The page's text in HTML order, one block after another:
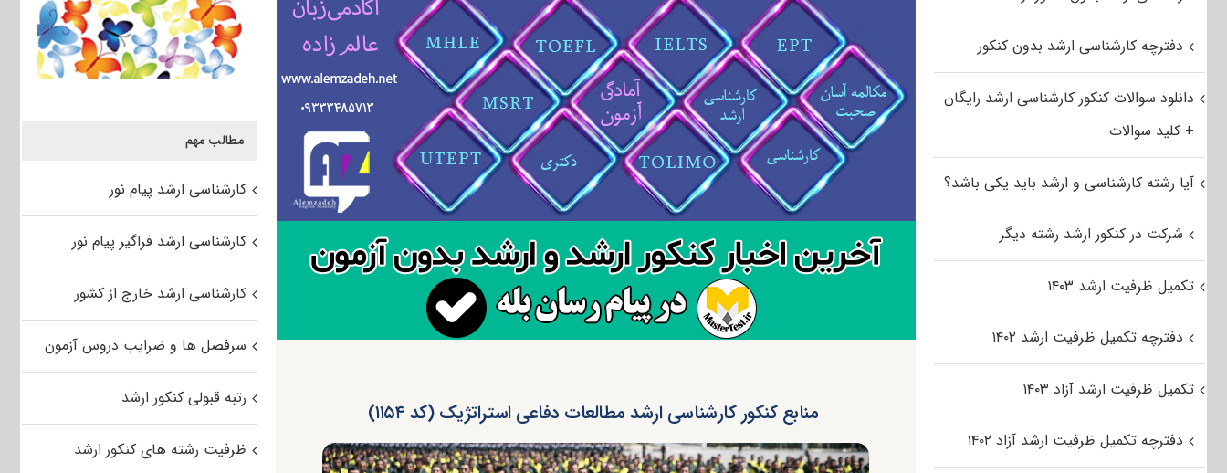
منابع کنکور کارشناسی ارشد مطالعات دفاعی استراتژیک (کد ۱۱۵۴)
مطالب مهم
کارشناسی ارشد پیام نور
کارشناسی ارشد فراگیر پیام نور
کارشناسی ارشد خارج از کشور
سرفصل ها و ضرایب دروس آزمون
رتبه قبولی کنکور ارشد
ظرفیت رشته های کنکور ارشد
دفترچه کارشناسی ارشد بدون کنکور
دانلود سوالات کنکور کارشناسی ارشد رایگان
+ کلید سوالات
آیا رشته کارشناسی و ارشد باید یکی باشد؟
شرکت در کنکور ارشد رشته دیگر
تکمیل ظرفیت ارشد ۱۴۰۳
دفترچه تکمیل ظرفیت ارشد ۱۴۰۲
تکمیل ظرفیت ارشد آزاد ۱۴۰۳
دفترچه تکمیل ظرفیت ارشد آزاد ۱۴۰۲